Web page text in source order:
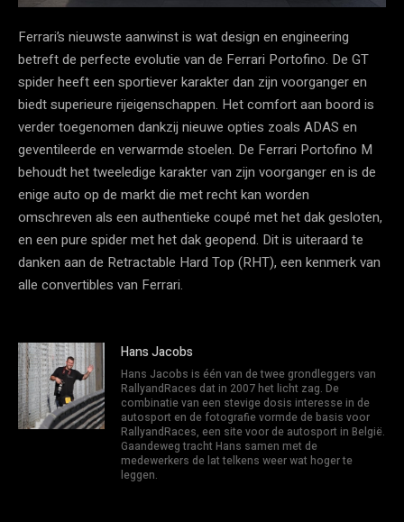
Ferrari’s nieuwste aanwinst is wat design en engineering
betreft de perfecte evolutie van de Ferrari Portofino. De GT
spider heeft een sportiever karakter dan zijn voorganger en
biedt superieure rijeigenschappen. Het comfort aan boord is
verder toegenomen dankzij nieuwe opties zoals ADAS en
geventileerde en verwarmde stoelen. De Ferrari Portofino M
behoudt het tweeledige karakter van zijn voorganger en is de
enige auto op de markt die met recht kan worden
omschreven als een authentieke coupé met het dak gesloten,
en een pure spider met het dak geopend. Dit is uiteraard te
danken aan de Retractable Hard Top (RHT), een kenmerk van
alle convertibles van Ferrari.
Hans Jacobs
Hans Jacobs is één van de twee grondleggers van
RallyandRaces dat in 2007 het licht zag. De
combinatie van een stevige dosis interesse in de
autosport en de fotografie vormde de basis voor
RallyandRaces, een site voor de autosport in België.
Gaandeweg tracht Hans samen met de
medewerkers de lat telkens weer wat hoger te
leggen.